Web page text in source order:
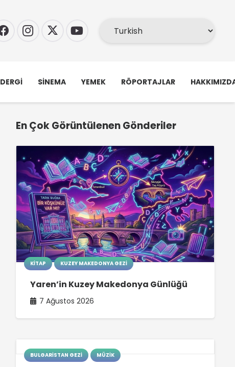
DERGI SINEMA YEMEK RÖPORTAJLAR
En Çok Görüntülenen Gönderiler
KITAP KUZEY MAKEDONYA GEZI
Yaren’in Kuzey Makedonya Günlüğü
7 Ağustos 2026
BULGARISTAN GEZI MÜZIK